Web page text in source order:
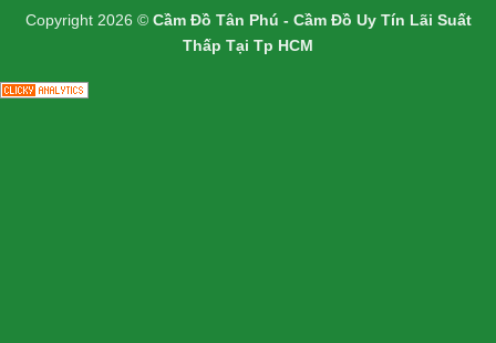
Copyright 2026 © Cầm Đồ Tân Phú - Cầm Đồ Uy Tín Lãi Suất
Thấp Tại Tp HCM